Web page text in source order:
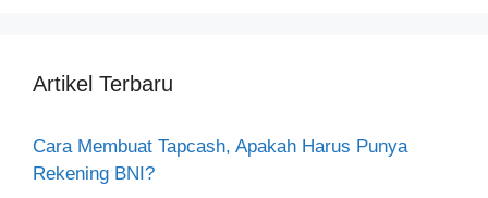
Artikel Terbaru
Cara Membuat Tapcash, Apakah Harus Punya
Rekening BNI?